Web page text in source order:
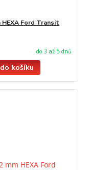
Ford Transit
do 3 až 5 dnů
košíku